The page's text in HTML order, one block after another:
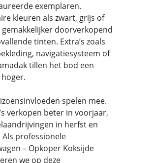
exemplaren.
kleuren als zwart, grijs of
gemakkelijker doorverkopend
tinten. Extra’s zoals
navigatiesysteem of
tillen het bod een
spelen mee.
verkopen beter in voorjaar,
in herfst en
professionele
– Opkoper Koksijde
we op deze